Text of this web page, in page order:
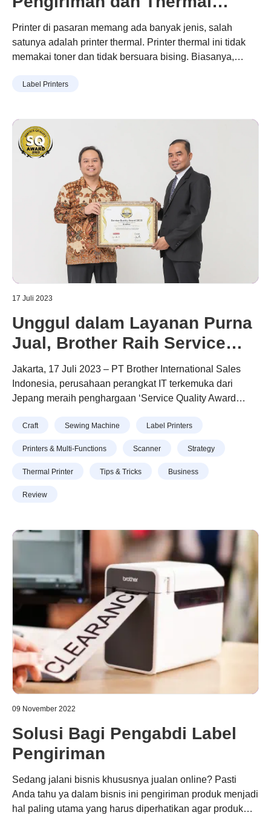
Biasa, Ini Jawabannya
Printer di pasaran memang ada banyak jenis, salah
satunya adalah printer thermal. Printer thermal ini tidak
memakai toner dan tidak bersuara bising. Biasanya,
kebutuhan kasir, struk ATM atau online shop. Nah,
Transfer. Lalu, manakah yang cocok Anda gunakan
sebagai printer cetak label pengiriman?
Label Printers
17 Juli 2023
Unggul dalam Layanan Purna
Jual, Brother Raih Service
Quality Award 2023
Jakarta, 17 Juli 2023 – PT Brother International Sales
Indonesia, perusahaan perangkat IT terkemuka dari
Jepang meraih penghargaan ‘Service Quality Award
printer, printer label, scanner dan mesin jahit dengan
Perception Survey SQIndex 2023, untuk kategori Printer
Brother Raih Service Quality Award 2023”
Craft Sewing Machine Label Printers
Printers & Multi-Functions Scanner Strategy
Thermal Printer Tips & Tricks Business
Review
09 November 2022
Solusi Bagi Pengabdi Label
Pengiriman
Sedang jalani bisnis khususnya jualan online? Pasti
Anda tahu ya dalam bisnis ini pengiriman produk menjadi
hal paling utama yang harus diperhatikan agar produk